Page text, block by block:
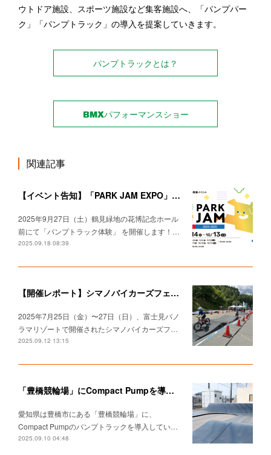
ウトドア施設、スポーツ施設など集客施設へ、「パンプパー
ク」「パンプトラック」の導入を提案していきます。
パンプトラックとは？
BMXパフォーマンスショー
関連記事
【イベント告知】「PARK JAM EXPO」出店決定！パンプトラック＆アーバンスポーツを楽しもう！
2025年9月27日（土）鶴見緑地の花博記念ホール
前にて「パンプトラック体験」 を開催します！…
2025.09.18 08:39
【開催レポート】シマノバイカーズフェスティバル2025でパンプトラック体験＆タイムアタックチャレンジ！
2025年7月25日（金）〜27日（日）、富士見パノ
ラマリゾートで開催されたシマノバイカーズフ…
2025.09.12 13:15
「豊橋競輪場」にCompact Pumpを導入していただきました。
愛知県は豊橋市にある「豊橋競輪場」に、
Compact Pumpのパンプトラックを導入してい…
2025.09.10 04:48